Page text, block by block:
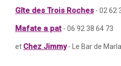
Gîte des Trois Roches - 02 62
Mafate a pat - 06 92 38 64 73
et Chez Jimmy- Le Bar de